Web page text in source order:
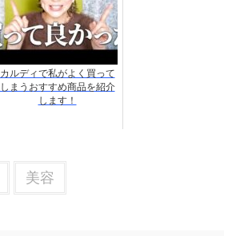
カルディで私がよく買って
しまうおすすめ商品を紹介
します！
美容